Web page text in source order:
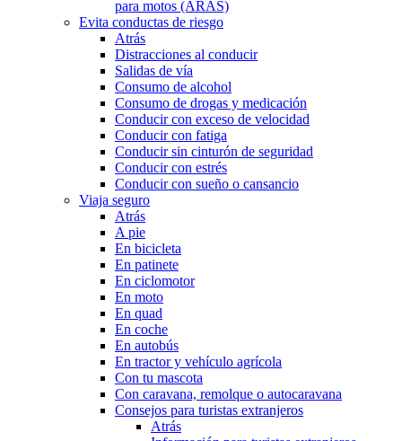
para motos (ARAS)
Evita conductas de riesgo
Atrás
Distracciones al conducir
Salidas de vía
Consumo de alcohol
Consumo de drogas y medicación
Conducir con exceso de velocidad
Conducir con fatiga
Conducir sin cinturón de seguridad
Conducir con estrés
Conducir con sueño o cansancio
Viaja seguro
Atrás
A pie
En bicicleta
En patinete
En ciclomotor
En moto
En quad
En coche
En autobús
En tractor y vehículo agrícola
Con tu mascota
Con caravana, remolque o autocaravana
Consejos para turistas extranjeros
Atrás